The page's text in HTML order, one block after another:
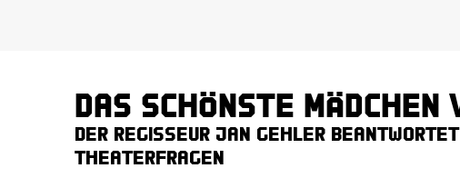
Das schönste Mädchen
Der Regisseur Jan Gehler
Theaterfragen